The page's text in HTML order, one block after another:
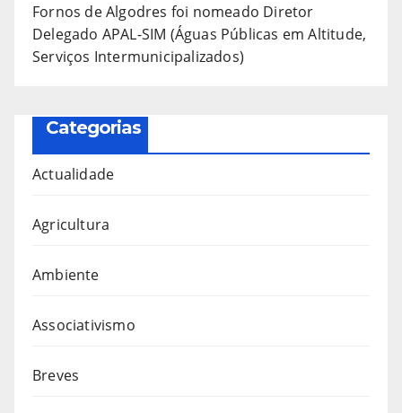
Fornos de Algodres foi nomeado Diretor
Delegado APAL-SIM (Águas Públicas em Altitude,
Serviços Intermunicipalizados)
Categorias
Actualidade
Agricultura
Ambiente
Associativismo
Breves